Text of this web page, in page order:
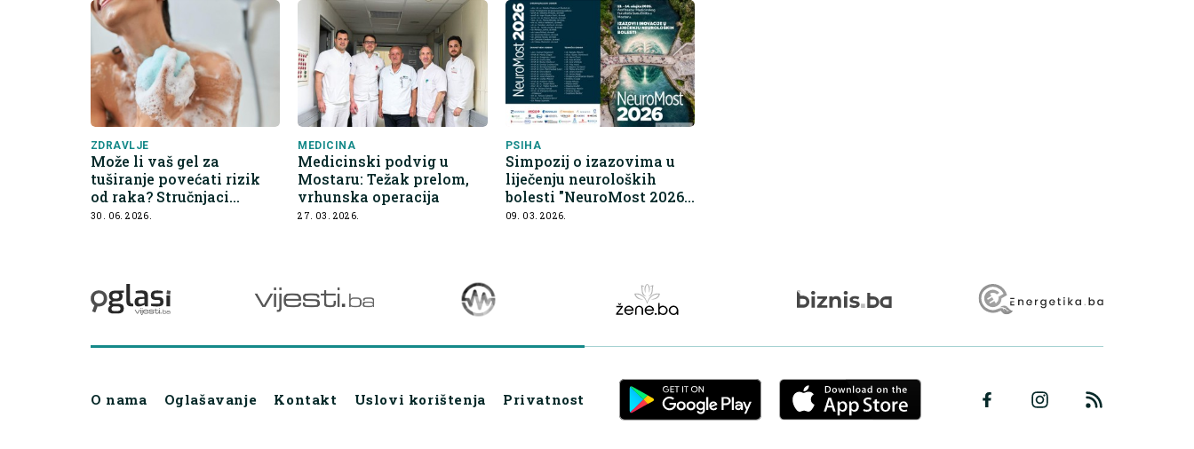
ZDRAVLJE
Može li vaš gel za
tuširanje povećati rizik
od raka? Stručnjaci
upozoravaju na ove
30. 06. 2026.
MEDICINA
Medicinski podvig u
Mostaru: Težak prelom,
vrhunska operacija
27. 03. 2026.
PSIHA
Simpozij o izazovima u
liječenju neuroloških
bolesti "NeuroMost 2026"
13. i 14. marta
09. 03. 2026.
O nama Oglašavanje Kontakt Uslovi korištenja Privatnost